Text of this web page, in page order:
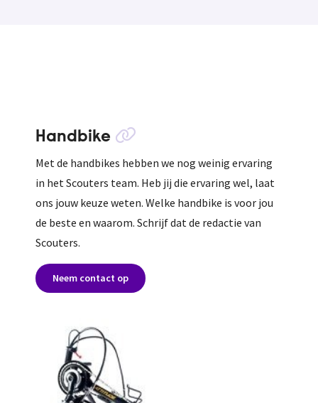
Handbike
Met de handbikes hebben we nog weinig ervaring
in het Scouters team. Heb jij die ervaring wel, laat
ons jouw keuze weten. Welke handbike is voor jou
de beste en waarom. Schrijf dat de redactie van
Scouters.
Neem contact op